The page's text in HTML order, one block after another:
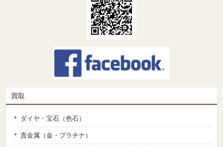
買取
ダイヤ・宝石（色石）
貴金属（金・プラチナ）